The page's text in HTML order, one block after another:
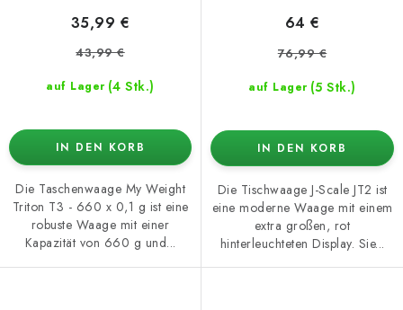
auf Lager (4 Stk.)
35,99 €
43,99 €
IN DEN KORB
Die Taschenwaage My Weight
Triton T3 - 660 x 0,1 g ist eine
robuste Waage mit einer
Kapazität von 660 g und...
auf Lager (5 Stk.)
64 €
76,99 €
IN DEN KORB
Die Tischwaage J-Scale JT2 ist
eine moderne Waage mit einem
extra großen, rot
hinterleuchteten Display. Sie...